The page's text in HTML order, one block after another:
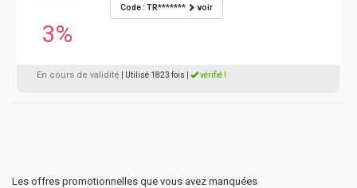
3%
Code : TR******* voir
En cours de validité | Utilisé 1823 fois vérifié !
Les offres promotionnelles que vous avez manquées